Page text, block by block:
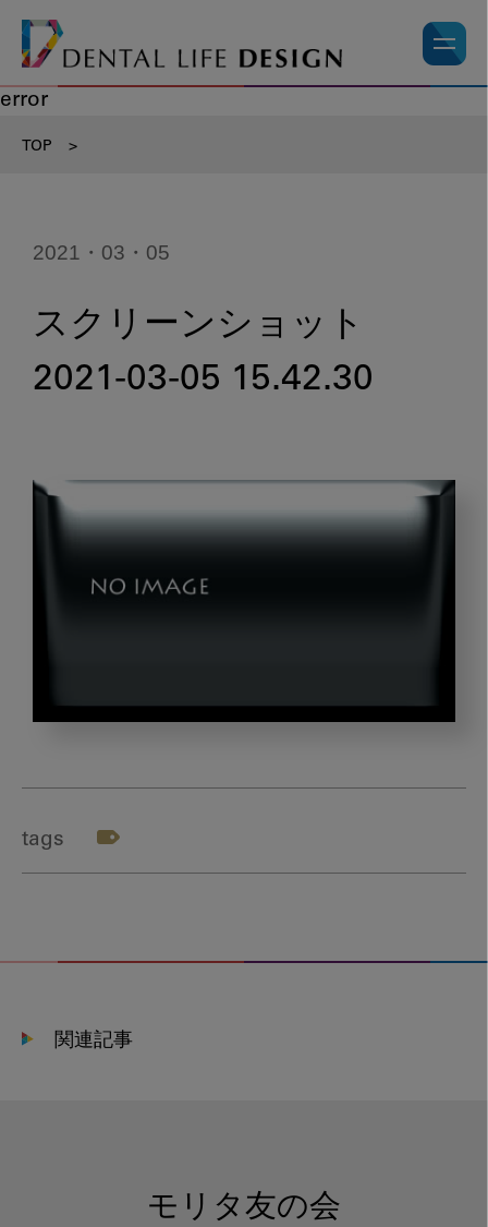
error
TOP >
2021・03・05
スクリーンショット
2021-03-05 15.42.30
リ
ン
シ
ト
05
tags
関連記事
モリタ友の会